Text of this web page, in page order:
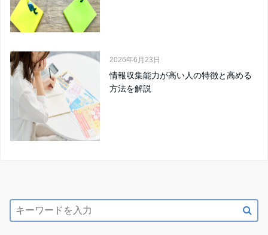
2026年6月23日
情報収集能力が高い人の特徴と高める
方法を解説